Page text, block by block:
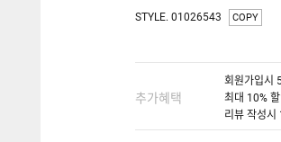
STYLE. 01026543 COPY
추가혜택
회원가입시
최대 10%
리뷰 작성